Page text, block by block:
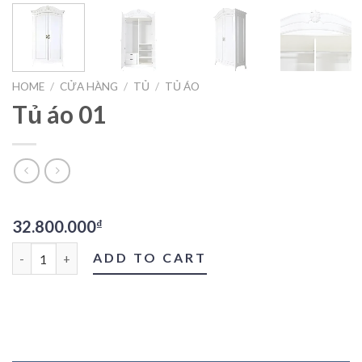
HOME / CỬA HÀNG / TỦ / TỦ ÁO
Tủ áo 01
32.800.000₫
Tủ áo 01 quantityADD TO CART